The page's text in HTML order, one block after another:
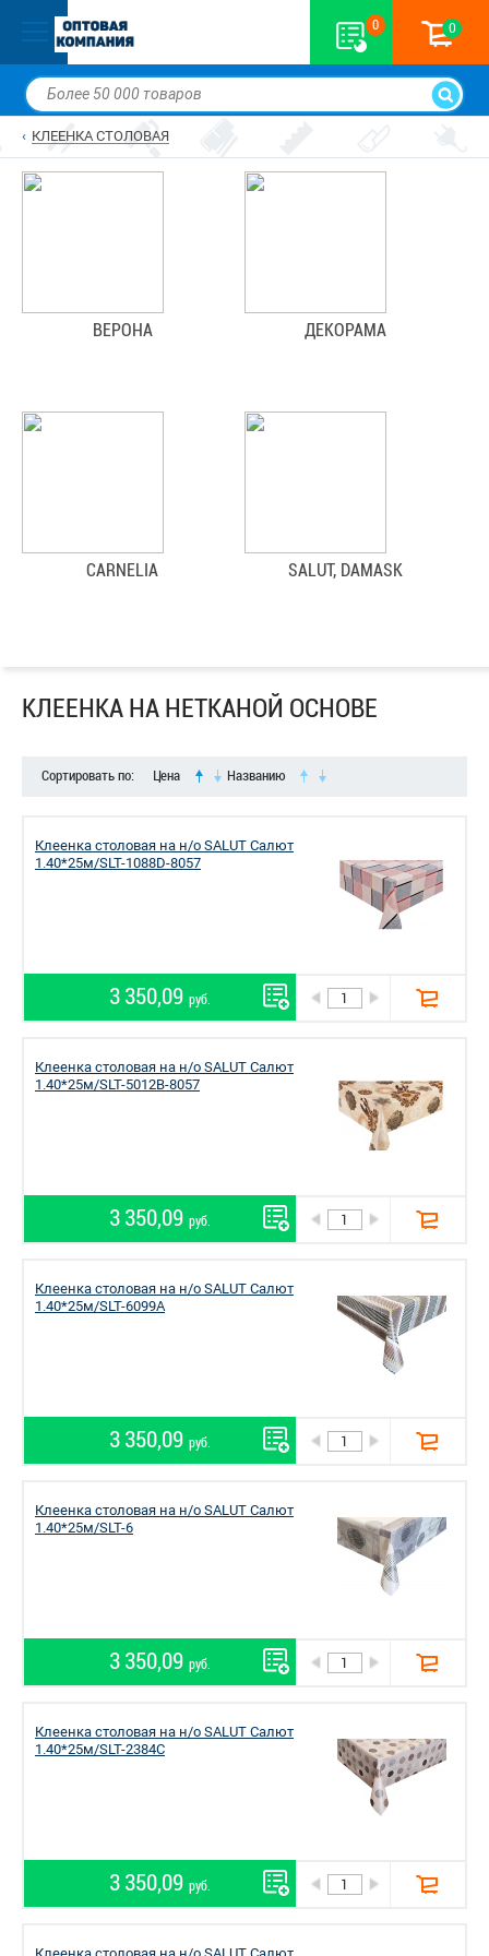
0 0
КЛЕЕНКА СТОЛОВАЯ
ВЕРОНА ДЕКОРАМА
CARNELIA SALUT, DAMASK
КЛЕЕНКА НА НЕТКАНОЙ ОСНОВЕ
Сортировать по: Цена Названию
Клеенка столовая на н/о SALUT Салют
1.40*25м/SLT-1088D-8057
3 350,09 руб.
Клеенка столовая на н/о SALUT Салют
1.40*25м/SLT-5012B-8057
3 350,09 руб.
Клеенка столовая на н/о SALUT Салют
1.40*25м/SLT-6099A
3 350,09 руб.
Клеенка столовая на н/о SALUT Салют
1.40*25м/SLT-6
3 350,09 руб.
Клеенка столовая на н/о SALUT Салют
1.40*25м/SLT-2384C
3 350,09 руб.